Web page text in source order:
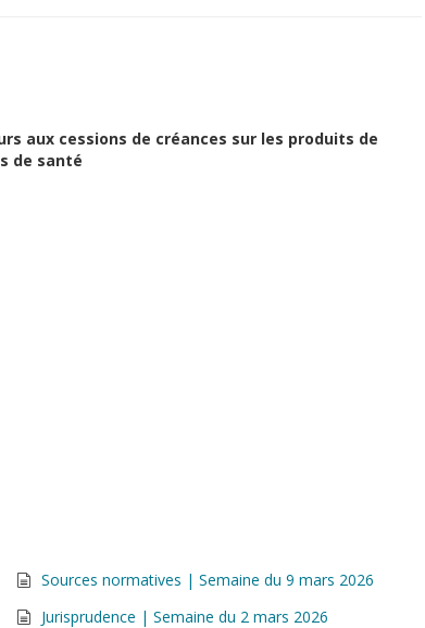
aux cessions de créances sur les produits de
de santé
Sources normatives | Semaine du 9 mars 2026
Jurisprudence | Semaine du 2 mars 2026